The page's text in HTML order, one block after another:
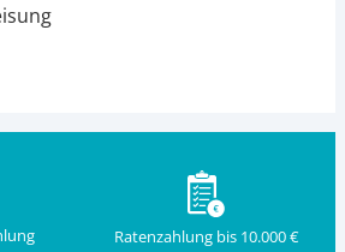
Ratenzahlung bis 10.000 €